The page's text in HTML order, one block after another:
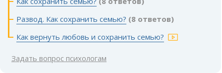
Развод. Как сохранить семью? (8 ответов)
Как вернуть любовь и сохранить семью?
Задать вопрос психологам